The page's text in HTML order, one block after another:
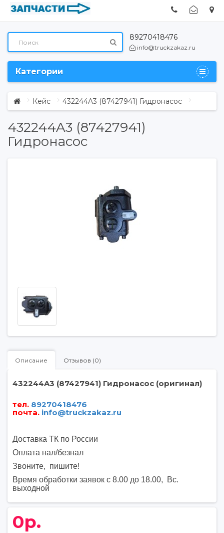
89270418476
info@truckzakaz.ru
Категории
Кейс 432244A3 (87427941) Гидронасос
432244A3 (87427941)
Гидронасос
Описание Отзывов (0)
432244A3 (87427941) Гидронасос (оригинал)
тел. 89270418476
почта. info@truckzakaz.ru
Доставка ТК по России
Оплата нал/безнал
Звоните, пишите!
Время обработки заявок с 8.00 до 18.00, Вс.
выходной
0р.